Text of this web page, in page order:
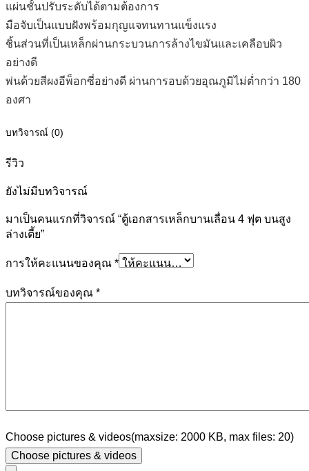
แผ่นชั้นปรับระดับได้ตามต้องการ
มือจับเป็นแบบฝังพร้อมกุญแจทนทานแข็งแรง
ชิ้นส่วนที่เป็นเหล็กผ่านกระบวนการล้างไขมันและเคลือบผิว
อย่างดี
พ่นด้วยสีผงอีพ็อกซี่อย่างดี ผ่านการอบด้วยอุณภูมิไม่ต่ำกว่า 180
องศา
บทวิจารณ์ (0)
รีวิว
ยังไม่มีบทวิจารณ์
มาเป็นคนแรกที่วิจารณ์ “ตู้เอกสารเหล็กบานเลื่อน 4 ฟุต บนสูง
ล่างเตี้ย”
การให้คะแนนของคุณ *
บทวิจารณ์ของคุณ *
Choose pictures & videos(maxsize: 2000 KB, max files: 20)
Choose pictures & videos